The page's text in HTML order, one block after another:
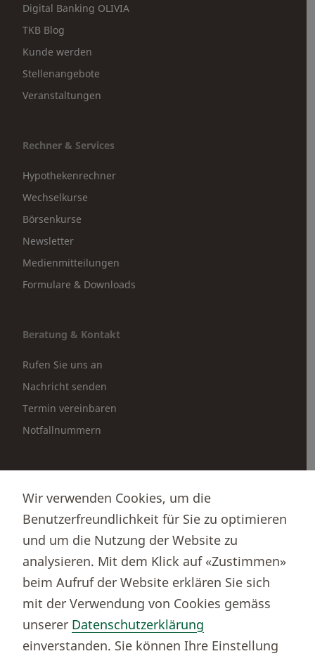
Digital Banking OLIVIA
TKB Blog
Kunde werden
Stellenangebote
Veranstaltungen
Rechner & Services
Hypothekenrechner
Wechselkurse
Börsenkurse
Newsletter
Medienmitteilungen
Formulare & Downloads
Beratung & Kontakt
Rufen Sie uns an
Nachricht senden
Termin vereinbaren
Notfallnummern
Börsenportal Yourmoney
Thurgauer Kantonalbank
Bankenclearingnr.
784
BIC (SWIFT)
KBTGCH22
Wir verwenden Cookies, um die
Benutzerfreundlichkeit für Sie zu optimieren
und um die Nutzung der Website zu
analysieren. Mit dem Klick auf «Zustimmen»
beim Aufruf der Website erklären Sie sich
mit der Verwendung von Cookies gemäss
unserer Datenschutzerklärung
einverstanden. Sie können Ihre Einstellung